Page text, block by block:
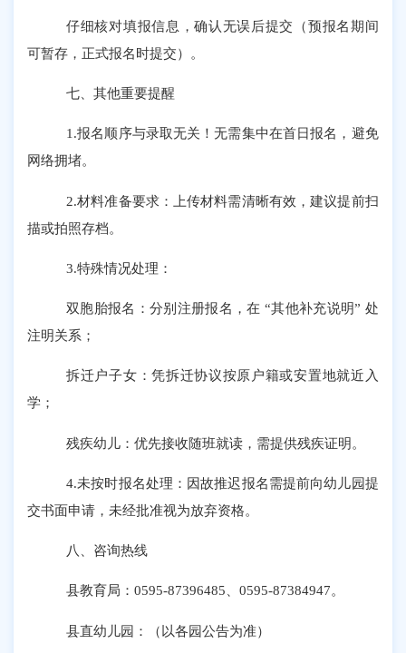
仔细核对填报信息，确认无误后提交（预报名期间
可暂存，正式报名时提交）。
七、其他重要提醒
1.报名顺序与录取无关！无需集中在首日报名，避免
网络拥堵。
2.材料准备要求：上传材料需清晰有效，建议提前扫
描或拍照存档。
3.特殊情况处理：
双胞胎报名：分别注册报名，在 “其他补充说明” 处
注明关系；
拆迁户子女：凭拆迁协议按原户籍或安置地就近入
学；
残疾幼儿：优先接收随班就读，需提供残疾证明。
4.未按时报名处理：因故推迟报名需提前向幼儿园提
交书面申请，未经批准视为放弃资格。
八、 咨询热线
县教育局：0595-87396485、0595-87384947。
县直幼儿园：（以各园公告为准）